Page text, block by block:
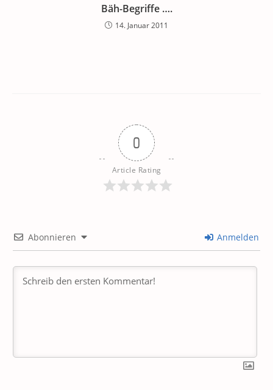
Bäh-Begriffe ….
14. Januar 2011
0
Article Rating
Abonnieren Anmelden